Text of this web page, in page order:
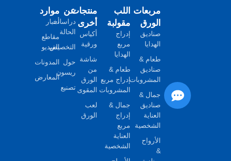
مربعات
الورق
صناديق
الهدايا
طعام &
صناديق
المشروبات
جمال &
صناديق
العناية
الشخصية
الأرواح
&
اللب
مقولبة
إدراج
مربع
الهدايا
طعام &
إدراج مربع
المشروبات
جمال &
إدراج
مربع
العناية
الشخصية
منتجات
أخرى
أكياس
ورقية
شاشة
من
الورق
المقوى
لعب
الورق
عن
دراسات
الحالة
التخصيص
حول
ريسون
تصنيع
موارد
أخبار
مقاطع
الفيديو
المدونات
المعارض